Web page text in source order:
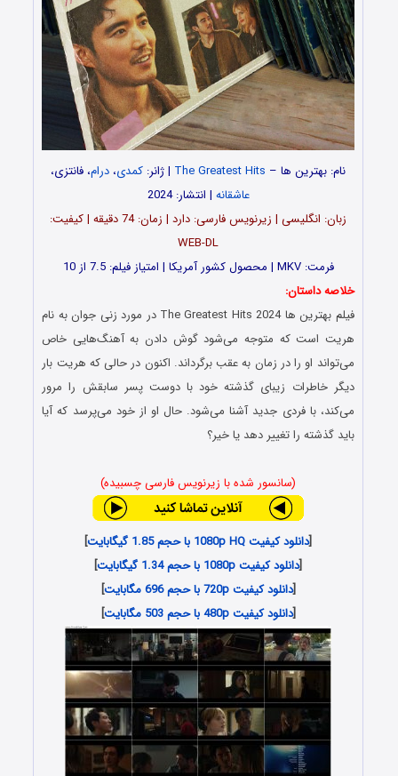
نام: بهترین ها – The Greatest Hits | ژانر: کمدی، درام، فانتزی،
عاشقانه | انتشار: 2024
زبان: انگلیسی | زیرنویس فارسی: دارد | زمان: 74 دقیقه | کیفیت:
WEB-DL
فرمت: MKV | محصول کشور آمریکا | امتیاز فیلم: 7.5 از 10
خلاصه داستان:
فیلم بهترین ها The Greatest Hits 2024 در مورد زنی جوان به نام
هریت است که متوجه می‌شود گوش دادن به آهنگ‌هایی خاص
می‌تواند او را در زمان به عقب برگرداند. اکنون در حالی که هریت بار
دیگر خاطرات زیبای گذشته خود با دوست پسر سابقش را مرور
می‌کند، با فردی جدید آشنا می‌شود. حال او از خود می‌پرسد که آیا
باید گذشته را تغییر دهد یا خیر؟
(سانسور شده با زیرنویس فارسی چسبیده)
[دانلود کیفیت 1080p HQ با حجم 1.85 گیگابایت
]
[دانلود کیفیت 1080p با حجم 1.34 گیگابایت
]
[دانلود کیفیت 720p با حجم 696 مگابایت
]
[دانلود کیفیت 480p با حجم 503 مگابایت ]